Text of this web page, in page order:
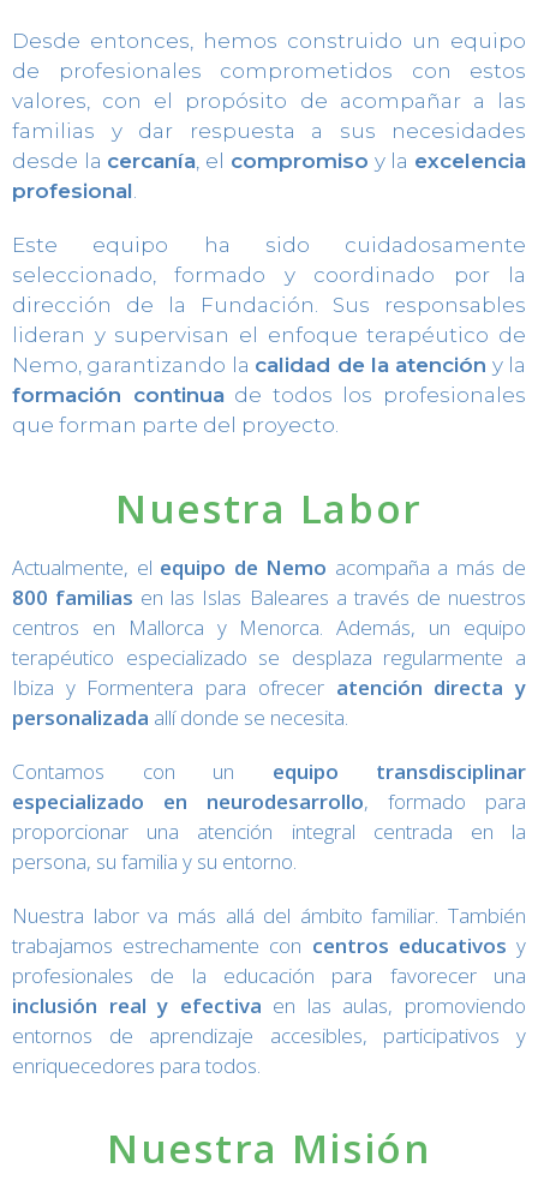
Desde entonces, hemos construido un equipo
de profesionales comprometidos con estos
valores, con el propósito de acompañar a las
familias y dar respuesta a sus necesidades
desde la cercanía , el compromiso y la excelencia
profesional
Este equipo ha sido cuidadosamente
seleccionado, formado y coordinado por la
dirección de la Fundación. Sus responsables
lideran y supervisan el enfoque terapéutico de
Nemo, garantizando la calidad de la atención y la
formación continuade todos los profesionales
que forman parte del proyecto.
Nuestra Labor
Actualmente, el equipo de Nemo acompaña a más de
800 familias en las Islas Baleares a través de nuestros
centros en Mallorca y Menorca. Además, un equipo
terapéutico especializado se desplaza regularmente a
Ibiza y Formentera para ofrecer atención directa y
personalizada allí donde se necesita.
Contamos con un equipo transdisciplinar
especializado en neurodesarrollo, formado para
proporcionar una atención integral centrada en la
persona, su familia y su entorno.
Nuestra labor va más allá del ámbito familiar. También
trabajamos estrechamente con centros educativos y
profesionales de la educación para favorecer una
inclusión real y efectiva en las aulas, promoviendo
entornos de aprendizaje accesibles, participativos y
enriquecedores para todos.
Nuestra Misión